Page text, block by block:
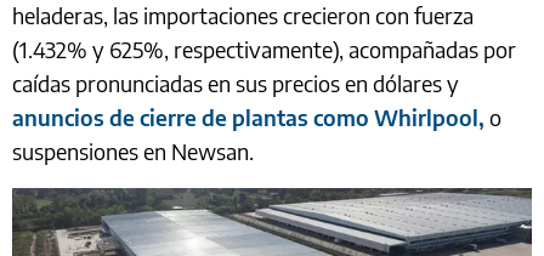
heladeras, las importaciones crecieron con fuerza
(1.432% y 625%, respectivamente), acompañadas por
caídas pronunciadas en sus precios en dólares y
anuncios de cierre de plantas como Whirlpool, o
suspensiones en Newsan.